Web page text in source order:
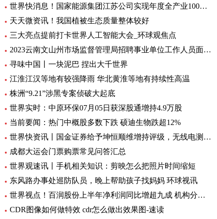
世界快消息！国家能源集团江苏公司实现年度全产业100%绿电消费
天天微资讯！我国植被生态质量整体较好
三大亮点提前打卡世界人工智能大会_环球观焦点
2023云南文山州市场监督管理局招聘事业单位工作人员面试通告
寻味中国丨一块泥巴 捏出大千世界
江淮江汉等地有较强降雨 华北黄淮等地有持续性高温
株洲“9.21”涉黑专案侦破大起底
世界实时：中原环保07月05日获深股通增持4.9万股
当前要闻：热门中概股多数下跌 硕迪生物跌超12%
世界快资讯丨国金证券给予坤恒顺维增持评级，无线电测量仿真龙头，新品打开增长极
成都大运会门票购票常见问答汇总
世界观速讯丨手机相关知识：剪映怎么把照片时间缩短
东风路办事处巡防队员，晚上帮助孩子找妈妈 环球视讯
世界视点！百润股份上半年净利润同比增超九成 机构分析：强爽放量带动收入增长
CDR图像如何做特效 cdr怎么做出效果图-速读